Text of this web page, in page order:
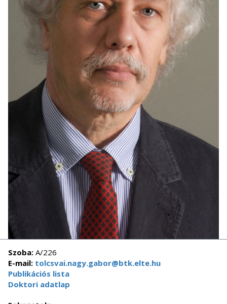
Szoba: A/226
E-mail: tolcsvai.nagy.gabor@btk.elte.hu
Publikációs lista
Doktori adatlap